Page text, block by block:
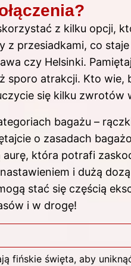
z kilku opcji,
przesiadkami, co staje
czy Helsinki.
sporo atrakcji. Kto wie,
się kilku zwrotów
bagażu –
o zasadach
która potrafi
i dużą
stać się częścią
i w drogę!
fińskie święta, aby